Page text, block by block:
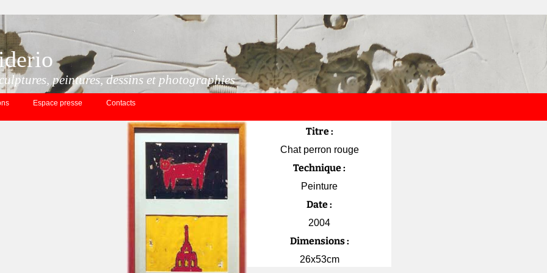
peintures, dessins et photographies
Espace presse Contacts
Titre :
Chat perron rouge
Technique :
Peinture
Date :
2004
Dimensions :
26x53cm